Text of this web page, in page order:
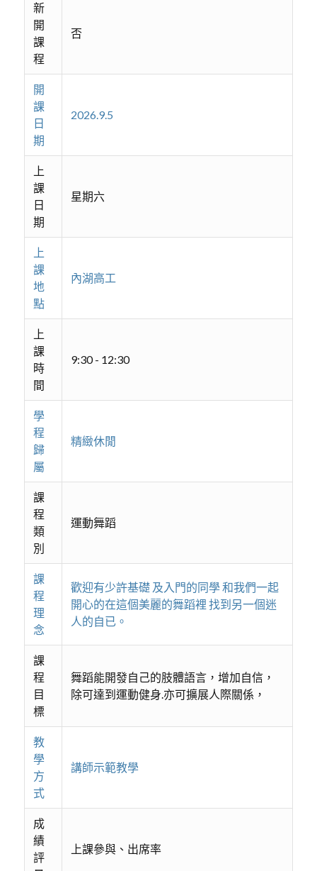
新
開
課
程
否
開
課
日
期
2026.9.5
上
課
日
期
星期六
上
課
地
點
內湖高工
上
課
時
間
9:30 - 12:30
學
程
歸
屬
精緻休閒
課
程
類
別
運動舞蹈
課
程
理
念
歡迎有少許基礎 及入門的同學 和我們一起
開心的在這個美麗的舞蹈裡 找到另一個迷
人的自已。
課
程
目
標
舞蹈能開發自己的肢體語言，增加自信，
除可達到運動健身.亦可擴展人際關係，
教
學
方
式
講師示範教學
成
績
評
上課參與、出席率